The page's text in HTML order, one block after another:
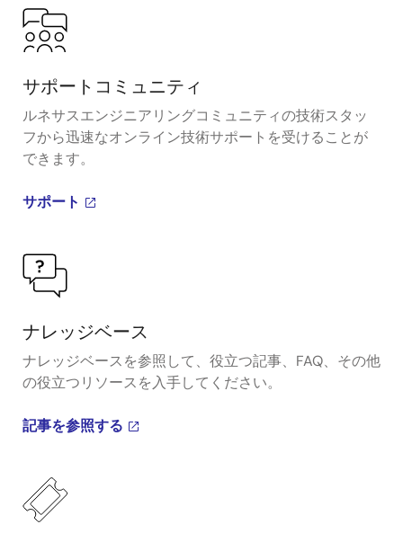
サポートコミュニティ
ルネサスエンジニアリングコミュニティの技術スタッ
フから迅速なオンライン技術サポートを受けることが
できます。
サポート
ナレッジベース
ナレッジベースを参照して、役立つ記事、FAQ、その他
の役立つリソースを入手してください。
記事を参照する